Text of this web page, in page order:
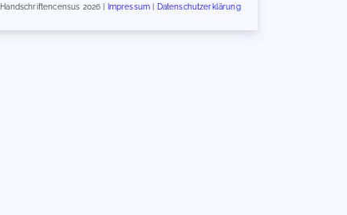
Handschriftencensus 2026 | Impressum Datenschutzerklärung